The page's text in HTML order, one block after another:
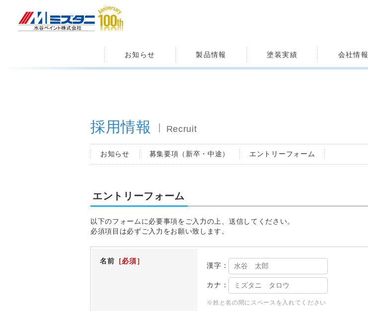
お知らせ 製品情報 塗装実績 会社情報
採用情報 Recruit
お知らせ 募集要項（新卒・中途） エントリーフォーム
エントリーフォーム
以下のフォームに必要事項をご入力の上、送信してください。
必須項目は必ずご入力をお願い致します。
名前
漢字：
カナ：
※姓と名の間にスペースを入れてください